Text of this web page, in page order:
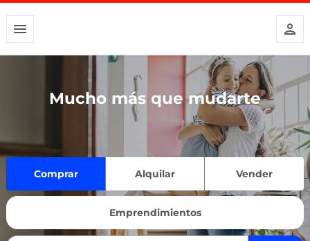
Mucho más que mudarte
Comprar Alquilar Vender
Emprendimientos